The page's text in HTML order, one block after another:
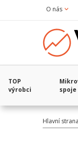
O nás
TOP
výrobci
spoje
Hlavní strana